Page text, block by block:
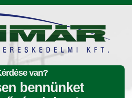
van?
bennünket